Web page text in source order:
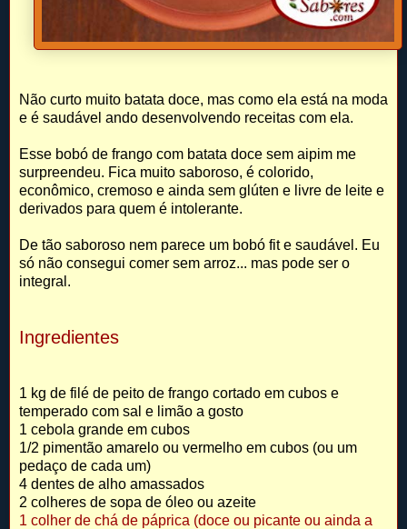
Não curto muito batata doce, mas como ela está na moda
e é saudável ando desenvolvendo receitas com ela.
Esse bobó de frango com batata doce sem aipim me
surpreendeu. Fica muito saboroso, é colorido,
econômico, cremoso e ainda sem glúten e livre de leite e
derivados para quem é intolerante.
De tão saboroso nem parece um bobó fit e saudável. Eu
só não consegui comer sem arroz... mas pode ser o
integral.
Ingredientes
1 kg de filé de peito de frango cortado em cubos e
temperado com sal e limão a gosto
1 cebola grande em cubos
1/2 pimentão amarelo ou vermelho em cubos (ou um
pedaço de cada um)
4 dentes de alho amassados
2 colheres de sopa de óleo ou azeite
1 colher de chá de páprica (doce ou picante ou ainda a